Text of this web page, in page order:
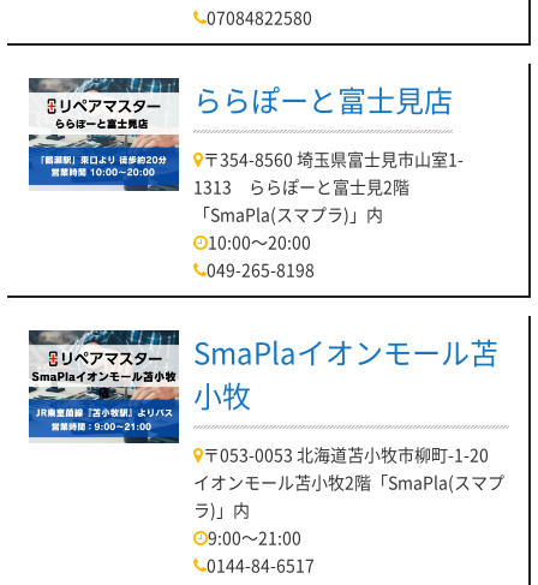
07084822580
ららぽーと富士見店
〒354-8560 埼玉県富士見市山室1-
1313 ららぽーと富士見2階
「SmaPla(スマプラ)」内
10:00～20:00
049-265-8198
SmaPlaイオンモール苫
小牧
〒053-0053 北海道苫小牧市柳町-1-20
イオンモール苫小牧2階「SmaPla(スマプ
ラ)」内
9:00～21:00
0144-84-6517